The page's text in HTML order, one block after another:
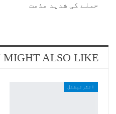
حملے کی شدید مذمت
MIGHT ALSO LIKE
انٹرنیشنل